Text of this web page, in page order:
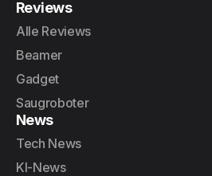
Reviews
Alle Reviews
Beamer
Gadget
Saugroboter
News
Tech News
KI-News